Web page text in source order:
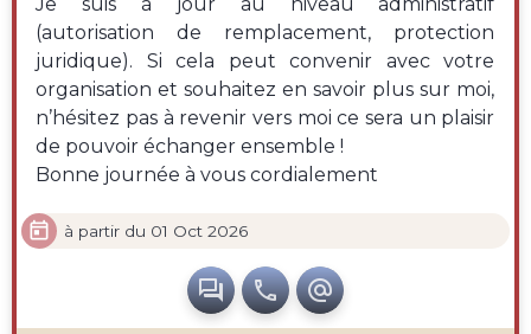
Je suis à jour au niveau administratif
(autorisation de remplacement, protection
juridique). Si cela peut convenir avec votre
organisation et souhaitez en savoir plus sur moi,
n’hésitez pas à revenir vers moi ce sera un plaisir
de pouvoir échanger ensemble !
Bonne journée à vous cordialement
 à partir du 01 Oct 2026
  